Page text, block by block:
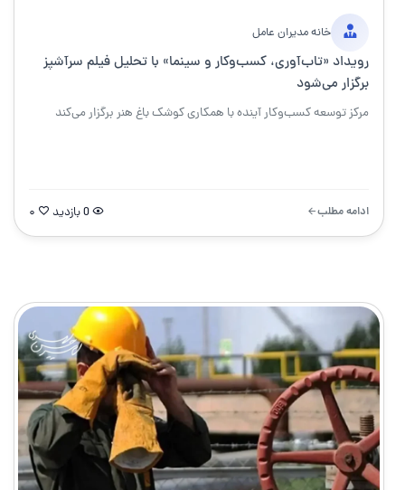
خبر
خانه مدیران عامل
رویداد «تاب‌آوری، کسب‌وکار و سینما» با تحلیل فیلم سرآشپز
برگزار می‌شود
مرکز توسعه کسب‌وکار آینده با همکاری کوشک باغ هنر برگزار می‌کند
ادامه مطلب 0 بازدید ۰